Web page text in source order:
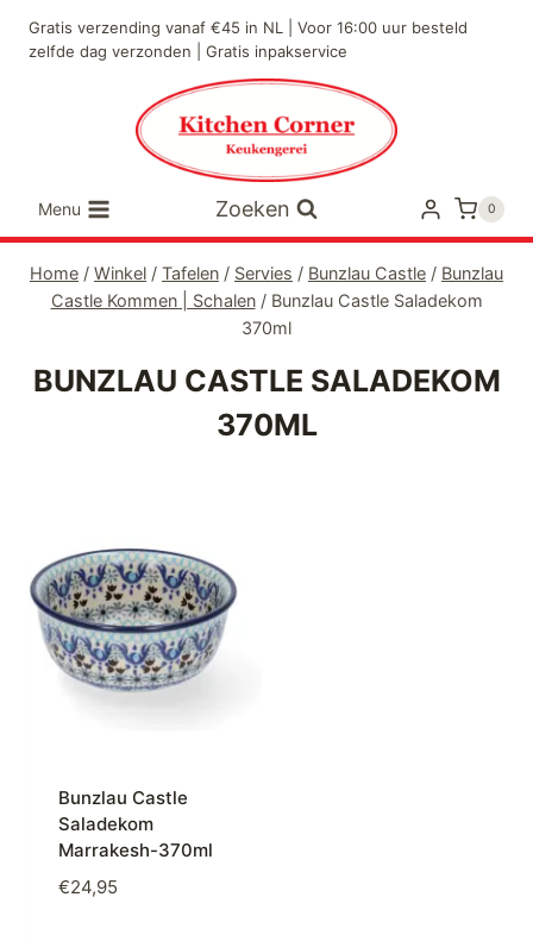
naar
Gratis verzending vanaf €45 in NL | Voor 16:00 uur besteld
zelfde dag verzonden | Gratis inpakservice
Menu Zoeken 0
Home / Winkel / Tafelen / Servies / Bunzlau Castle / Bunzlau
Castle Kommen | Schalen / Bunzlau Castle Saladekom
370ml
BUNZLAU CASTLE SALADEKOM
370ML
Bunzlau Castle
Saladekom
Marrakesh-370ml
€24,95